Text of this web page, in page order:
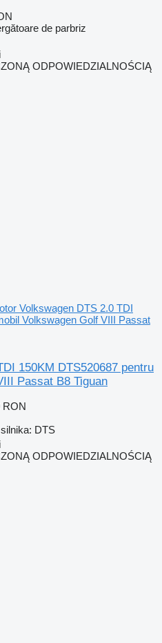
de parbriz
ODPOWIEDZIALNOŚCIĄ
Volkswagen DTS 2.0 TDI
Volkswagen Golf VIII Passat
150KM DTS520687 pentru
Passat B8 Tiguan
RON
DTS
ODPOWIEDZIALNOŚCIĄ